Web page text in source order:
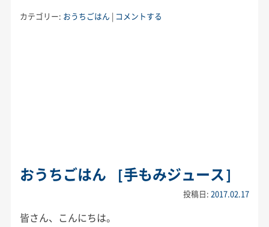
カテゴリー: おうちごはん | コメントする
おうちごはん ［手もみジュース］
投稿日:2017.02.17
皆さん、こんにちは。